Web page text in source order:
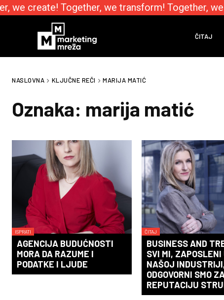
we create! Together, we transform! Together,
ČITAJ
NASLOVNA KLJUČNE REČI MARIJA MATIĆ
Oznaka: marija matić
ISPRATI
AGENCIJA BUDUĆNOSTI
MORA DA RAZUME I
PODATKE I LJUDE
ČITAJ
BUSINESS AND
SVI MI, ZAPOSLENI
NAŠOJ
ODGOVORNI SMO
REPUTACIJU